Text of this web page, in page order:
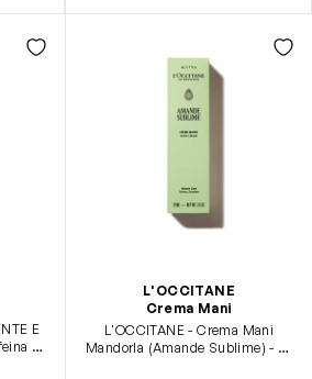
E
e
L'OCCITANE
Crema Mani
L'OCCITANE - Crema Mani
Mandorla (Amande Sublime) - 75